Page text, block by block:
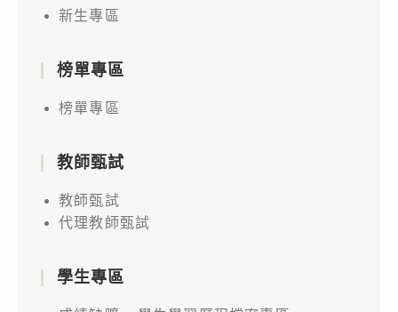
新生專區
榜單專區
榜單專區
教師甄試
教師甄試
代理教師甄試
學生專區